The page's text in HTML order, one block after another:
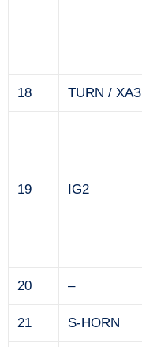
18 TURN / ХАЗ
19 IG2
20 –
21 S-HORN